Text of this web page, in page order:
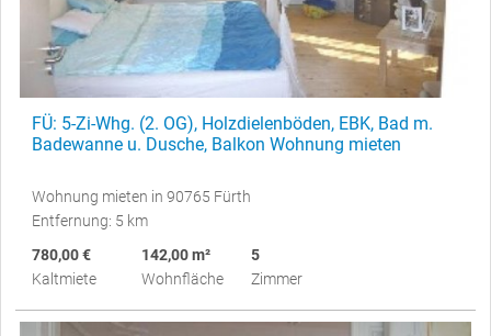
FÜ: 5-Zi-Whg. (2. OG), Holzdielenböden, EBK, Bad m.
Badewanne u. Dusche, Balkon Wohnung mieten
Wohnung mieten in 90765 Fürth
Entfernung: 5 km
780,00 €
Kaltmiete
142,00 m²
Wohnfläche
5
Zimmer